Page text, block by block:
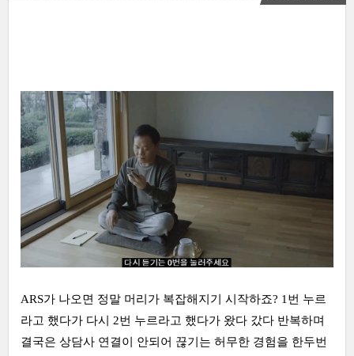
ARS가 나오면 정말 머리가 복잡해지기 시작하죠? 1번 누르
라고 했다가 다시 2번 누르라고 했다가 왔다 갔다 반복하며
결국은 상담사 연결이 안되어 끊기는 허무한 경험을 한두번